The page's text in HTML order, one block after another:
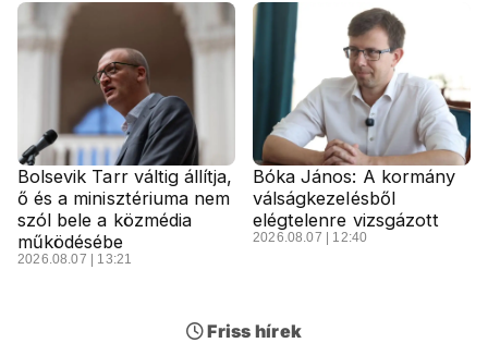
Bolsevik Tarr váltig állítja,
ő és a minisztériuma nem
szól bele a közmédia
működésébe
2026.08.07 | 13:21
Bóka János: A kormány
válságkezelésből
elégtelenre vizsgázott
2026.08.07 | 12:40
Friss hírek